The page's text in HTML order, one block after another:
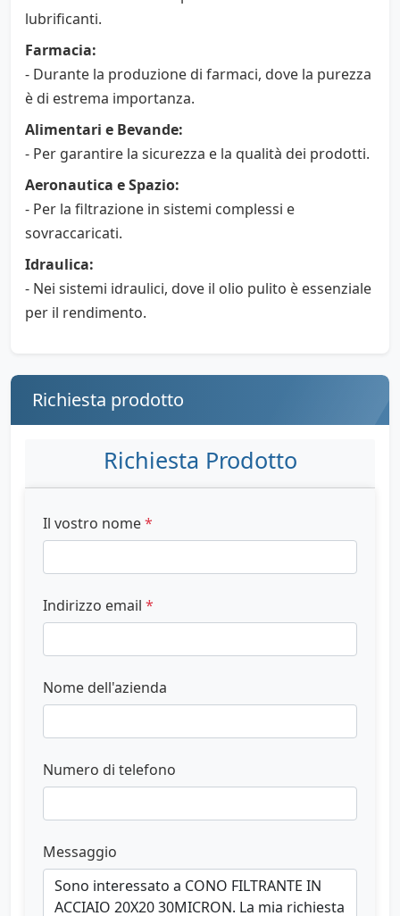
lubrificanti.
Farmacia:
- Durante la produzione di farmaci, dove la purezza
è di estrema importanza.
Alimentari e Bevande:
- Per garantire la sicurezza e la qualità dei prodotti.
Aeronautica e Spazio:
- Per la filtrazione in sistemi complessi e
sovraccaricati.
Idraulica:
- Nei sistemi idraulici, dove il olio pulito è essenziale
per il rendimento.
Richiesta prodotto
Richiesta Prodotto
Il vostro nome*
Indirizzo email *
Nome dell'azienda
Numero di telefono
Messaggio